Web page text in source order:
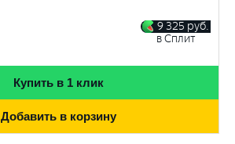
9 325 руб.
в Сплит
Купить в 1 клик
Добавить в корзину